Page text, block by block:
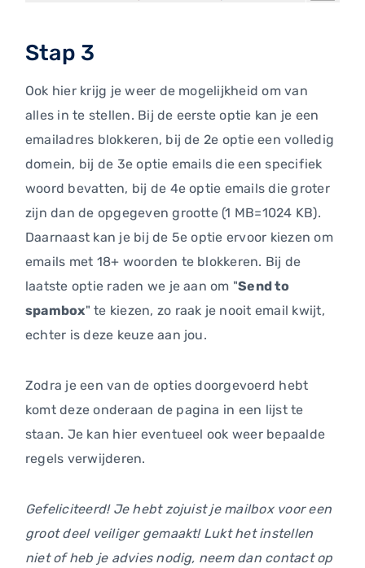
Stap 3
Ook hier krijg je weer de mogelijkheid om van
alles in te stellen. Bij de eerste optie kan je een
emailadres blokkeren, bij de 2e optie een volledig
domein, bij de 3e optie emails die een specifiek
woord bevatten, bij de 4e optie emails die groter
zijn dan de opgegeven grootte (1 MB=1024 KB).
Daarnaast kan je bij de 5e optie ervoor kiezen om
emails met 18+ woorden te blokkeren. Bij de
laatste optie raden we je aan om "Send to
spambox" te kiezen, zo raak je nooit email kwijt,
echter is deze keuze aan jou.
Zodra je een van de opties doorgevoerd hebt
komt deze onderaan de pagina in een lijst te
staan. Je kan hier eventueel ook weer bepaalde
regels verwijderen.
Gefeliciteerd! Je hebt zojuist je mailbox voor een
groot deel veiliger gemaakt! Lukt het instellen
niet of heb je advies nodig, neem dan contact op